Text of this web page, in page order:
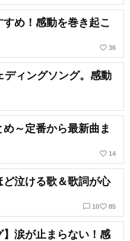
すめ！感動を巻き起こ
favorite_border 36
ディングソング。感動
～定番から最新曲ま
favorite_border 14
ど泣ける歌＆歌詞が心
chat_bubble_outline 10favorite_border 85
】涙が止まらない！感